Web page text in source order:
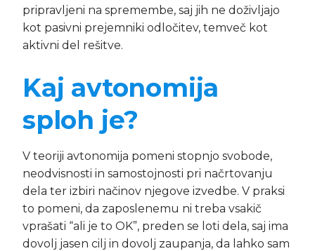
pripravljeni na spremembe, saj jih ne doživljajo
kot pasivni prejemniki odločitev, temveč kot
aktivni del rešitve.
Kaj avtonomija
sploh je?
V teoriji avtonomija pomeni stopnjo svobode,
neodvisnosti in samostojnosti pri načrtovanju
dela ter izbiri načinov njegove izvedbe. V praksi
to pomeni, da zaposlenemu ni treba vsakič
vprašati “ali je to OK”, preden se loti dela, saj ima
dovolj jasen cilj in dovolj zaupanja, da lahko sam